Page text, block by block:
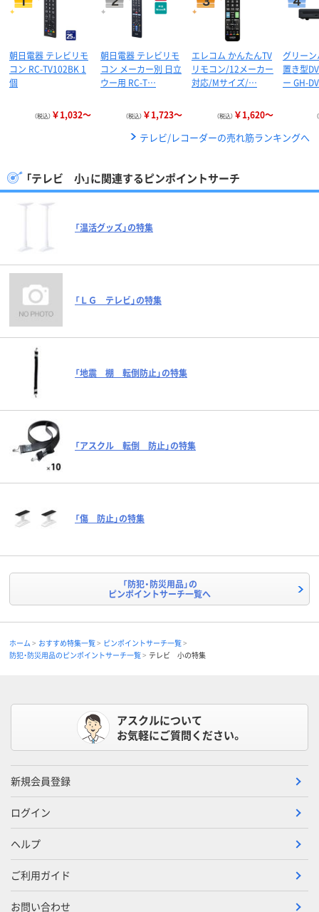
朝日電器 テレビリモ
コン RC-TV102BK 1
個
（税込） ￥1,032～
朝日電器 テレビリモ
コン メーカー別 日立
ウー用 RC-T…
（税込） ￥1,723～
エレコム かんたんTV
リモコン/12メーカー
対応/Mサイズ/…
（税込） ￥1,620～
グリー
置き型
ー GH-
テレビ/レコーダーの売れ筋ランキングへ
「テレビ 小」に関連するピンポイントサーチ
「温活グッズ」の特集
「ＬＧ テレビ」の特集
「地震 棚 転倒防止」の特集
「アスクル 転倒 防止」の特集
「傷 防止」の特集
「防犯・防災用品」の
ピンポイントサーチ一覧へ
ホーム おすすめ特集一覧
ピンポイントサーチ一覧
防犯・防災用品のピンポイントサーチ一覧
テレビ 小の特集
アスクルについて
お気軽にご質問ください。
新規会員登録
ログイン
ヘルプ
ご利用ガイド
お問い合わせ